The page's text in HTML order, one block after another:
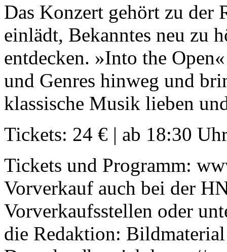
Das Konzert gehört zu der
einlädt, Bekanntes neu zu
entdecken. »Into the
und Genres hinweg und
klassische Musik lieben
Tickets: 24 € | ab 18:30
Tickets und Programm:
Vorverkauf auch bei der
Vorverkaufsstellen oder
die Redaktion: